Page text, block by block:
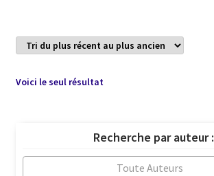
Voici le seul résultat
Recherche par auteur :
Toute Auteurs